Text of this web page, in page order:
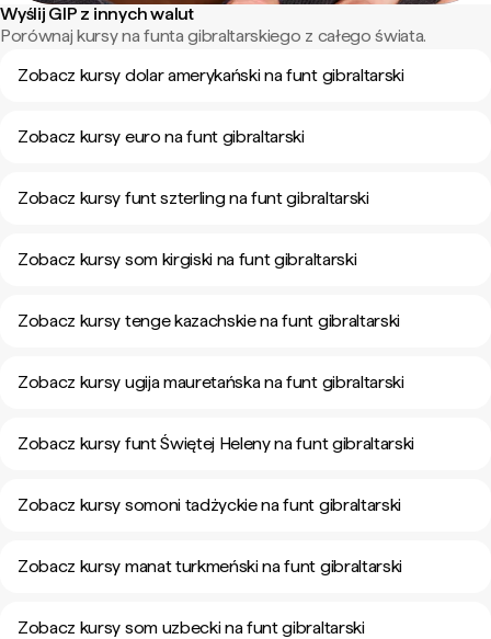
Wyślij GIP z innych walut
Porównaj kursy na funta gibraltarskiego z całego świata.
Zobacz kursy dolar amerykański na funt gibraltarski
Zobacz kursy euro na funt gibraltarski
Zobacz kursy funt szterling na funt gibraltarski
Zobacz kursy som kirgiski na funt gibraltarski
Zobacz kursy tenge kazachskie na funt gibraltarski
Zobacz kursy ugija mauretańska na funt gibraltarski
Zobacz kursy funt Świętej Heleny na funt gibraltarski
Zobacz kursy somoni tadżyckie na funt gibraltarski
Zobacz kursy manat turkmeński na funt gibraltarski
Zobacz kursy som uzbecki na funt gibraltarski